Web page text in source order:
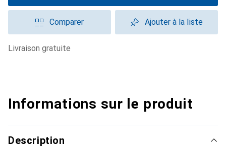
Comparer Ajouter à la liste
livraison gratuite
Informations sur le produit
Description